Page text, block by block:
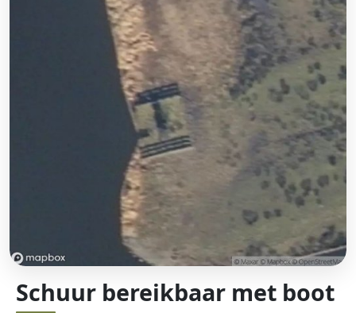
Schuur bereikbaar met boot